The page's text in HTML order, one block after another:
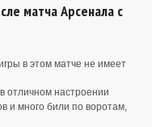
матча Арсенала с
в этом матче не имеет
отличном настроении
и много били по воротам,